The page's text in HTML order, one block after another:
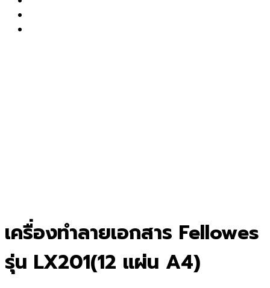
เครื่องทำลายเอกสาร Fellowes
รุ่น LX201(12 แผ่น A4)